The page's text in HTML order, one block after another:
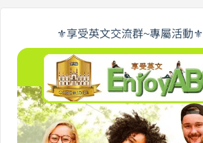
⚜️享受英文交流群~專屬活動⚜️